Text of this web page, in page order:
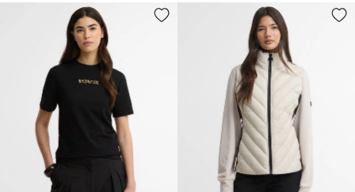
T-shirt Nova con logo Felpa trapuntata Luxara